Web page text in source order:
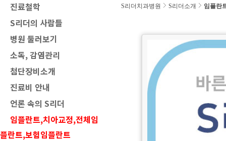
진료철학
S리더의 사람들
병원 둘러보기
소독, 감염관리
첨단장비소개
진료비 안내
언론 속의 S리더
임플란트,치아교정,전체임
플란트,보험임플란트
S리더치과병원 S리더소개 임플란